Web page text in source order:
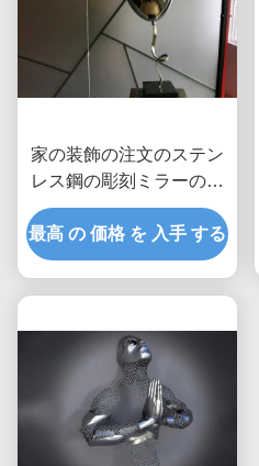
家の装飾の注文のステン
レス鋼の彫刻ミラーの磨
かれた気球
最高 の 価格 を 入手 する